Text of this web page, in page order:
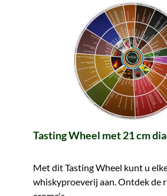
Tasting Wheel met 21 cm
Met dit Tasting Wheel kunt u
whiskyproeverij aan. Ontdek de